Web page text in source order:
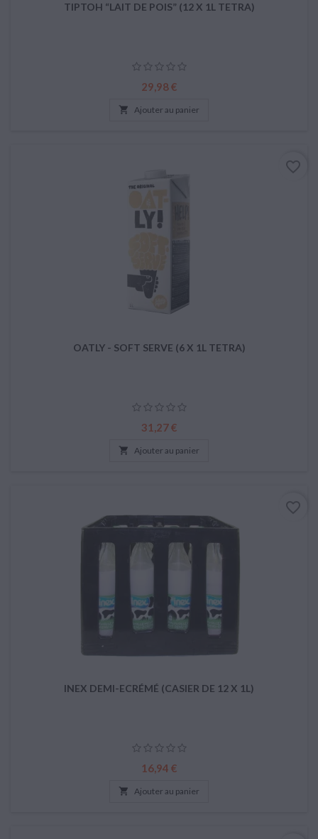
TIPTOH “LAIT DE POIS” (12 X 1L TETRA)
Prix
29,98 €
 Ajouter au panier
OATLY - SOFT SERVE (6 X 1L TETRA)
Prix
31,27 €
 Ajouter au panier
favorite_border
INEX DEMI-ECRÉMÉ (CASIER DE 12 X 1L)
Prix
16,94 €
 Ajouter au panier
favorite_border